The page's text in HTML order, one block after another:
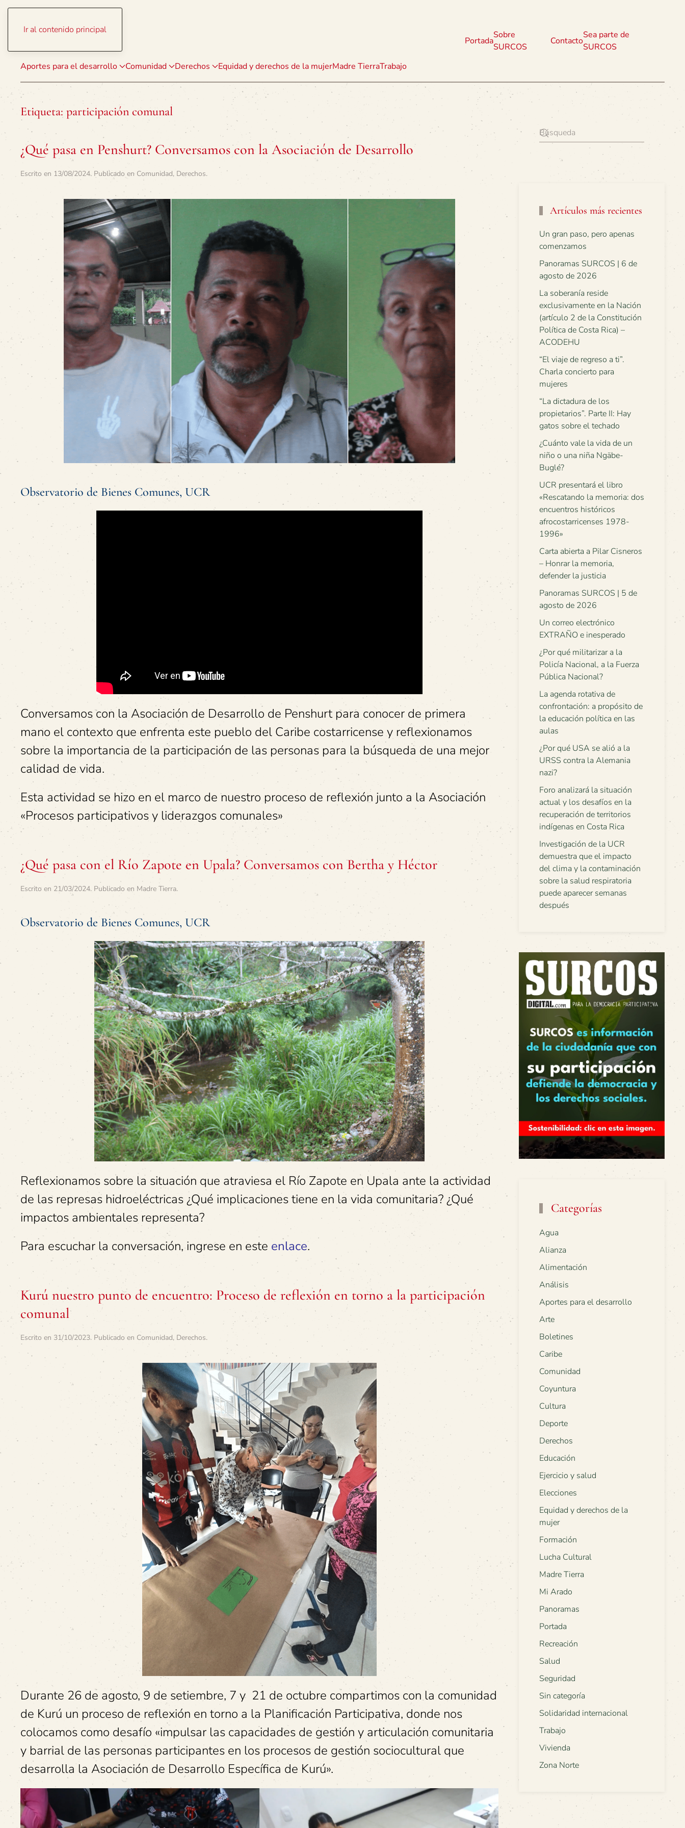
Ir al contenido principal
Aportes para el desarrollo Comunidad Derechos Equidad y derechos de la mujerMadre TierraTrabajo
Portada
Sobre
SURCOS
Contacto
Sea parte de
SURCOS
Etiqueta: participación comunal
¿Qué pasa en Penshurt? Conversamos con la Asociación de Desarrollo
Escrito en 13/08/2024. Publicado en Comunidad, Derechos.
Observatorio de Bienes Comunes, UCR
Conversamos con la Asociación de Desarrollo de Penshurt para conocer de primera
mano el contexto que enfrenta este pueblo del Caribe costarricense y reflexionamos
sobre la importancia de la participación de las personas para la búsqueda de una mejor
calidad de vida.
Esta actividad se hizo en el marco de nuestro proceso de reflexión junto a la Asociación
«Procesos participativos y liderazgos comunales»
¿Qué pasa con el Río Zapote en Upala? Conversamos con Bertha y Héctor
Escrito en 21/03/2024. Publicado en Madre Tierra.
Observatorio de Bienes Comunes, UCR
Reflexionamos sobre la situación que atraviesa el Río Zapote en Upala ante la actividad
de las represas hidroeléctricas ¿Qué implicaciones tiene en la vida comunitaria? ¿Qué
impactos ambientales representa?
Para escuchar la conversación, ingrese en este enlace.
Kurú nuestro punto de encuentro: Proceso de reflexión en torno a la participación
comunal
Escrito en 31/10/2023. Publicado en Comunidad, Derechos.
Durante 26 de agosto, 9 de setiembre, 7 y 21 de octubre compartimos con la comunidad
de Kurú un proceso de reflexión en torno a la Planificación Participativa, donde nos
colocamos como desafío «impulsar las capacidades de gestión y articulación comunitaria
y barrial de las personas participantes en los procesos de gestión sociocultural que
desarrolla la Asociación de Desarrollo Específica de Kurú».
Artículos más recientes
Un gran paso, pero apenas
comenzamos
Panoramas SURCOS | 6 de
agosto de 2026
La soberanía reside
exclusivamente en la Nación
(artículo 2 de la Constitución
Política de Costa Rica) –
ACODEHU
“El viaje de regreso a ti”.
Charla concierto para
mujeres
“La dictadura de los
propietarios”. Parte II: Hay
gatos sobre el techado
¿Cuánto vale la vida de un
niño o una niña Ngäbe-
Buglé?
UCR presentará el libro
«Rescatando la memoria: dos
encuentros históricos
afrocostarricenses 1978-
1996»
Carta abierta a Pilar Cisneros
– Honrar la memoria,
defender la justicia
Panoramas SURCOS | 5 de
agosto de 2026
Un correo electrónico
EXTRAÑO e inesperado
¿Por qué militarizar a la
Policía Nacional, a la Fuerza
Pública Nacional?
La agenda rotativa de
confrontación: a propósito de
la educación política en las
aulas
¿Por qué USA se alió a la
URSS contra la Alemania
nazi?
Foro analizará la situación
actual y los desafíos en la
recuperación de territorios
indígenas en Costa Rica
Investigación de la UCR
demuestra que el impacto
del clima y la contaminación
sobre la salud respiratoria
puede aparecer semanas
después
Categorías
Agua
Alianza
Alimentación
Análisis
Aportes para el desarrollo
Arte
Boletines
Caribe
Comunidad
Coyuntura
Cultura
Deporte
Derechos
Educación
Ejercicio y salud
Elecciones
Equidad y derechos de la
mujer
Formación
Lucha Cultural
Madre Tierra
Mi Arado
Panoramas
Portada
Recreación
Salud
Seguridad
Sin categoría
Solidaridad internacional
Trabajo
Vivienda
Zona Norte